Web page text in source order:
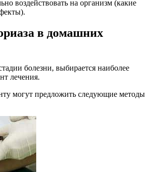
воздействовать на организм (какие
в домашних
болезни, выбирается наиболее
лечения.
могут предложить следующие методы